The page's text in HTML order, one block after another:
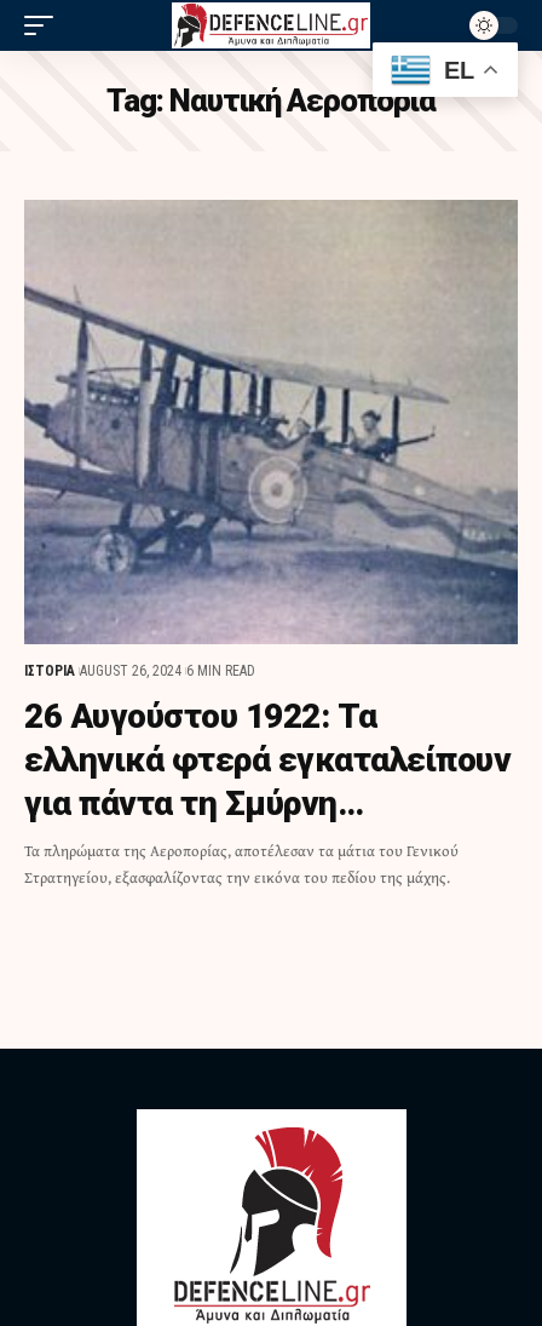
Tag: Ναυτική Αεροπορία
ΙΣΤΟΡΙΑ AUGUST 26, 2024 6 MIN READ
26 Αυγούστου 1922: Τα
ελληνικά φτερά εγκαταλείπουν
για πάντα τη Σμύρνη…
Τα πληρώματα της Αεροπορίας, αποτέλεσαν τα μάτια του Γενικού
Στρατηγείου, εξασφαλίζοντας την εικόνα του πεδίου της μάχης.
EL